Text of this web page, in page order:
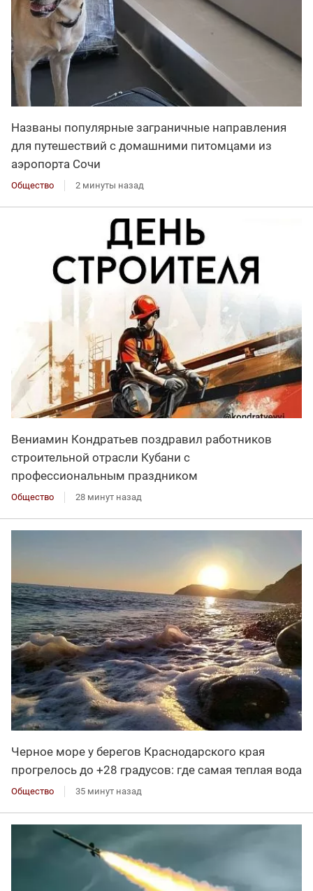
Названы популярные заграничные направления
для путешествий с домашними питомцами из
аэропорта Сочи
Общество 2 минуты назад
Вениамин Кондратьев поздравил работников
строительной отрасли Кубани с
профессиональным праздником
Общество 28 минут назад
Черное море у берегов Краснодарского края
прогрелось до +28 градусов: где самая теплая вода
Общество 35 минут назад